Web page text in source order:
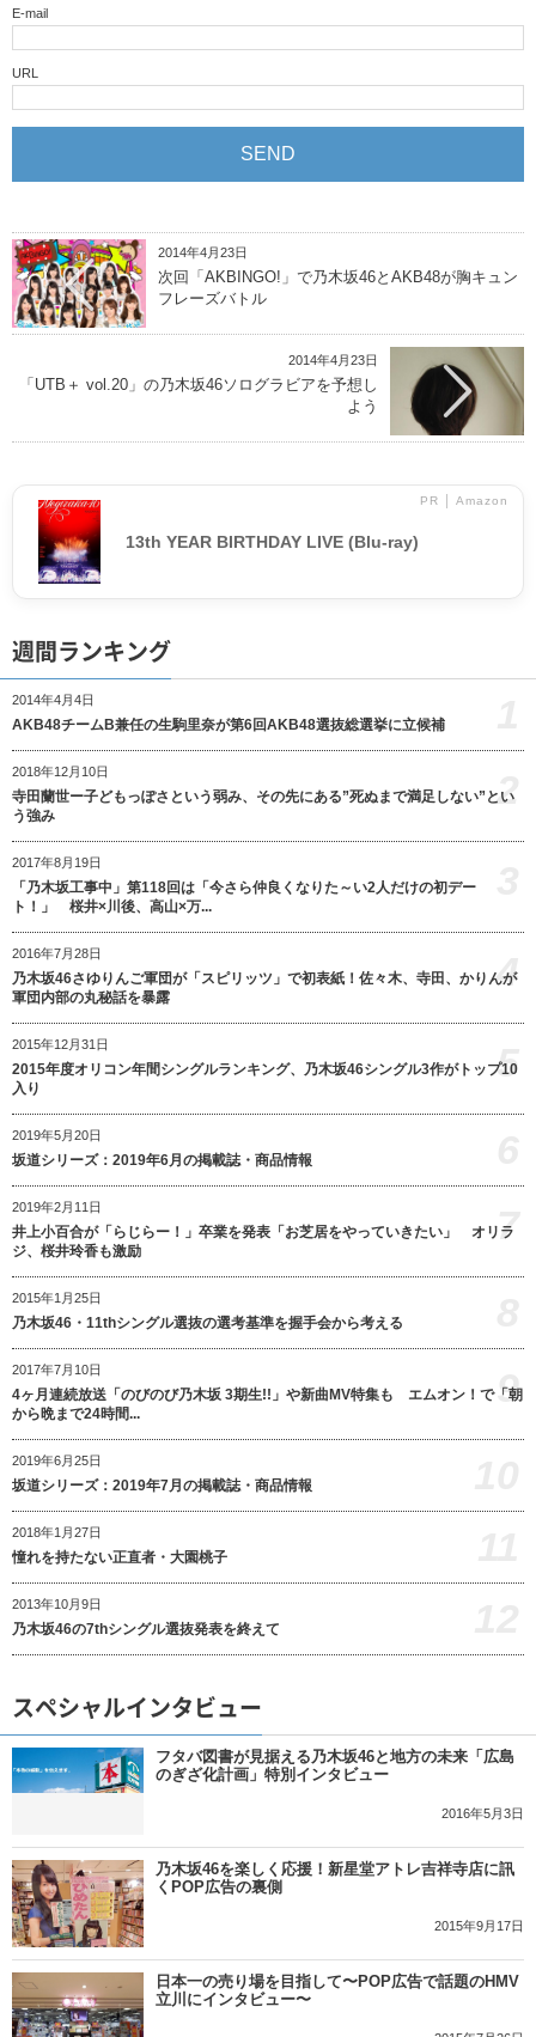
E-mail
URL
2014年4月23日
次回「AKBINGO!」で乃木坂46とAKB48が胸キュン
フレーズバトル
2014年4月23日
「UTB＋ vol.20」の乃木坂46ソログラビアを予想し
よう
PR │ Amazon
13th YEAR BIRTHDAY LIVE (Blu-ray)
週間ランキング
2014年4月4日
AKB48チームB兼任の生駒里奈が第6回AKB48選抜総選挙に立候補
2018年12月10日
寺田蘭世ー子どもっぽさという弱み、その先にある”死ぬまで満足しない”とい
う強み
2
2017年8月19日
「乃木坂工事中」第118回は「今さら仲良くなりた～い2人だけの初デー
ト！」 桜井×川後、高山×万...
2016年7月28日
乃木坂46さゆりんご軍団が「スピリッツ」で初表紙！佐々木、寺田、かりんが
軍団内部の丸秘話を暴露
4
2015年12月31日
2015年度オリコン年間シングルランキング、乃木坂46シングル3作がトップ10
入り
5
2019年5月20日
坂道シリーズ：2019年6月の掲載誌・商品情報
2019年2月11日
井上小百合が「らじらー！」卒業を発表「お芝居をやっていきたい」 オリラ
ジ、桜井玲香も激励
7
2015年1月25日
乃木坂46・11thシングル選抜の選考基準を握手会から考える
2017年7月10日
4ヶ月連続放送「のびのび乃木坂 3期生!!」や新曲MV特集も エムオン！で「朝
から晩まで24時間...
9
2019年6月25日
坂道シリーズ：2019年7月の掲載誌・商品情報
2018年1月27日
憧れを持たない正直者・大園桃子
2013年10月9日
乃木坂46の7thシングル選抜発表を終えて
スペシャルインタビュー
フタバ図書が見据える乃木坂46と地方の未来「広島
のぎざ化計画」特別インタビュー
2016年5月3日
乃木坂46を楽しく応援！新星堂アトレ吉祥寺店に訊
くPOP広告の裏側
2015年9月17日
日本一の売り場を目指して〜POP広告で話題のHMV
立川にインタビュー〜